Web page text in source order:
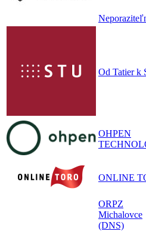
Od Tatier k
OHPEN
ONLINE
ORPZ
Michalovce
(DNS)